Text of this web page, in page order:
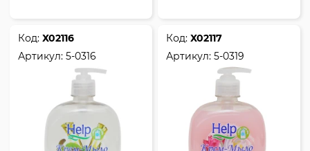
Код:Х02116
Артикул:5-0316
Код:Х02117
Артикул:5-0319